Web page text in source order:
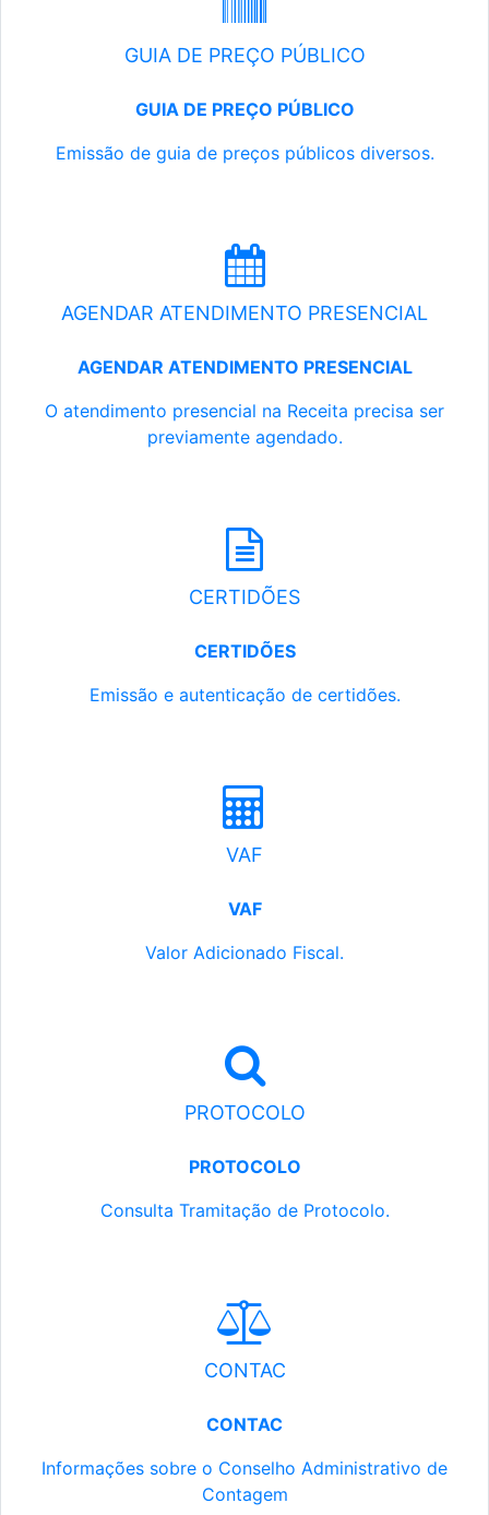
GUIA DE PREÇO PÚBLICO
GUIA DE PREÇO PÚBLICO
Emissão de guia de preços públicos diversos.
AGENDAR ATENDIMENTO PRESENCIAL
AGENDAR ATENDIMENTO PRESENCIAL
O atendimento presencial na Receita precisa ser
previamente agendado.
CERTIDÕES
CERTIDÕES
Emissão e autenticação de certidões.
VAF
VAF
Valor Adicionado Fiscal.
PROTOCOLO
PROTOCOLO
Consulta Tramitação de Protocolo.
CONTAC
CONTAC
Informações sobre o Conselho Administrativo de
Contagem